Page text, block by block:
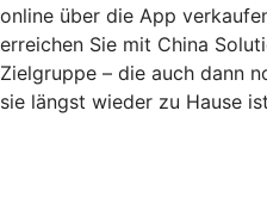
online über die App
erreichen Sie mit China
Zielgruppe – die auch dann
sie längst wieder zu Hause